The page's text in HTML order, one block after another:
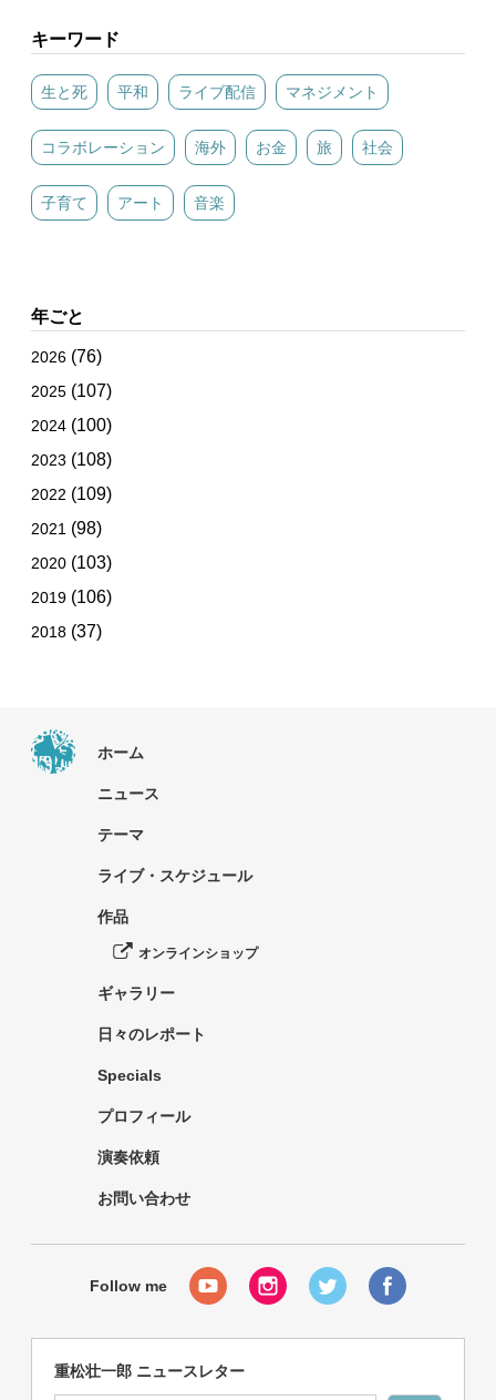
キーワード
生と死 平和 ライブ配信 マネジメント
コラボレーション 海外 お金 旅 社会
子育て アート 音楽
年ごと
2026 (76)
2025 (107)
2024 (100)
2023 (108)
2022 (109)
2021 (98)
2020 (103)
2019 (106)
2018 (37)
ホーム
ニュース
テーマ
ライブ・スケジュール
作品
オンラインショップ
ギャラリー
日々のレポート
Specials
プロフィール
演奏依頼
お問い合わせ
重松壮一郎 ニュースレター